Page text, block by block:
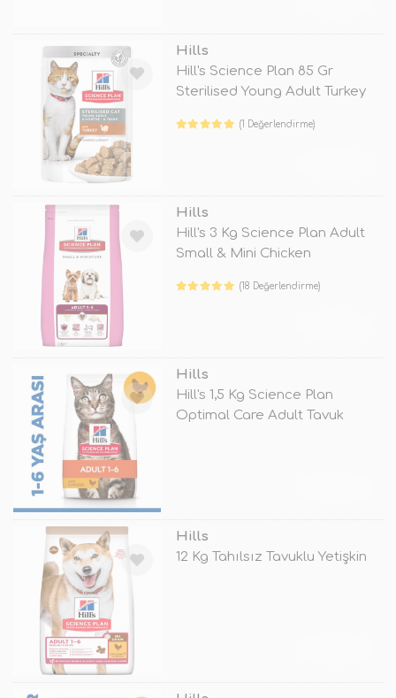
Hills
Hill's Science Plan 85 Gr
Sterilised Young Adult Turkey
(1 Değerlendirme)
Hills
Hill's 3 Kg Science Plan Adult
Small & Mini Chicken
(18 Değerlendirme)
Hills
Hill's 1,5 Kg Science Plan
Optimal Care Adult Tavuk
Hills
12 Kg Tahılsız Tavuklu Yetişkin